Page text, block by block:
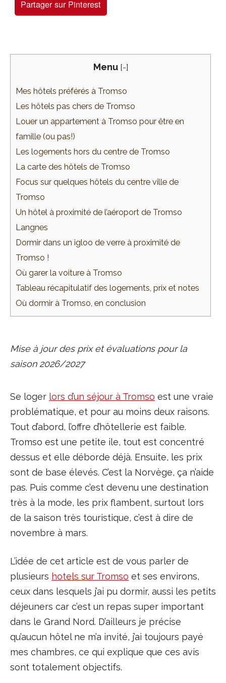
Partager sur Pinterest
Menu [-]
Mes hôtels préférés à Tromso
Les hôtels pas chers de Tromso
Louer un appartement à Tromso pour être en
famille (ou pas!)
Les logements hors du centre de Tromso
La carte des hôtels de Tromso
Focus sur quelques hôtels du centre ville de
Tromso
Un hôtel à proximité de l’aéroport de Tromso
Langnes
Dormir dans un igloo de verre à proximité de
Tromso !
Où garer la voiture à Tromso
Tableau récapitulatif des logements, prix et notes
Où dormir à Tromso, en conclusion
Mise à jour des prix et évaluations pour la
saison 2026/2027
Se loger lors d’un séjour à Tromso est une vraie
problématique, et pour au moins deux raisons.
Tout d’abord, l’offre d’hôtellerie est faible.
Tromso est une petite ile, tout est concentré
dessus et elle déborde déjà. Ensuite, les prix
sont de base élevés. C’est la Norvège, ça n’aide
pas. Puis comme c’est devenu une destination
très à la mode, les prix flambent, surtout lors
de la saison très touristique, c’est à dire de
novembre à mars.
L’idée de cet article est de vous parler de
plusieurs hotels sur Tromso et ses environs,
ceux dans lesquels j’ai pu dormir, aussi les petits
déjeuners car c’est un repas super important
dans le Grand Nord. D’ailleurs je précise
qu’aucun hôtel ne m’a invité, j’ai toujours payé
mes chambres, ce qui explique que ces avis
sont totalement objectifs.